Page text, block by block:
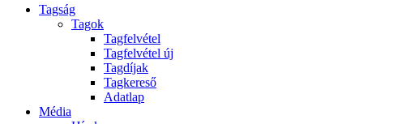
Tagság
Tagok
Tagfelvétel
Tagfelvétel új
Tagdíjak
Tagkereső
Adatlap
Média